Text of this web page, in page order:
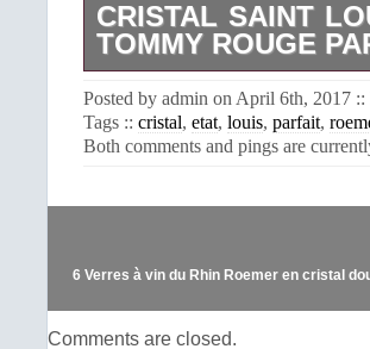
CRISTAL SAINT
TOMMY ROUGE
verre coûte 320euro.
merci. Ils mesurent
L’item “Cristal Saint
2017. Il est dans la
flûtes, services”. Le
localisé à/en Marseille,
Posted by admin on April 6th, 2017
Tags :: cristal, etat, louis, parfait,
Both comments and pings are
6 Verres à vin du Rhin Roemer en cristal
Comments are closed.